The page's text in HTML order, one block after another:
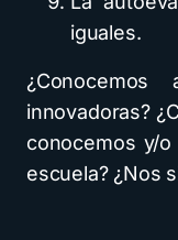
iguales.
innovadoras?
conocemos y/
escuela? ¿Nos